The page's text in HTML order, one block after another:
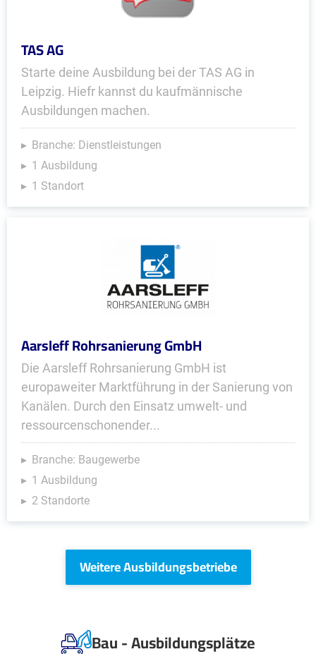
TAS AG
Starte deine Ausbildung bei der TAS AG in
Leipzig. Hiefr kannst du kaufmännische
Ausbildungen machen.
Branche: Dienstleistungen
1 Ausbildung
1 Standort
Aarsleff Rohrsanierung GmbH
Die Aarsleff Rohrsanierung GmbH ist
europaweiter Marktführung in der Sanierung von
Kanälen. Durch den Einsatz umwelt- und
ressourcenschonender...
Branche: Baugewerbe
1 Ausbildung
2 Standorte
Weitere Ausbildungsbetriebe
Bau - Ausbildungsplätze